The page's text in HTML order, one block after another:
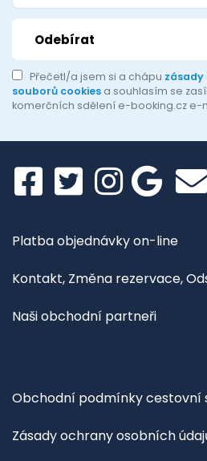
Přečetl/a jsem si a chápu zásady
souborů cookies a souhlasím se
komerčních sdělení e-booking.cz e-
Platba objednávky on-line
Kontakt, Změna rezervace,
Naši obchodní partneři
Obchodní podmínky cestovní
Zásady ochrany osobních